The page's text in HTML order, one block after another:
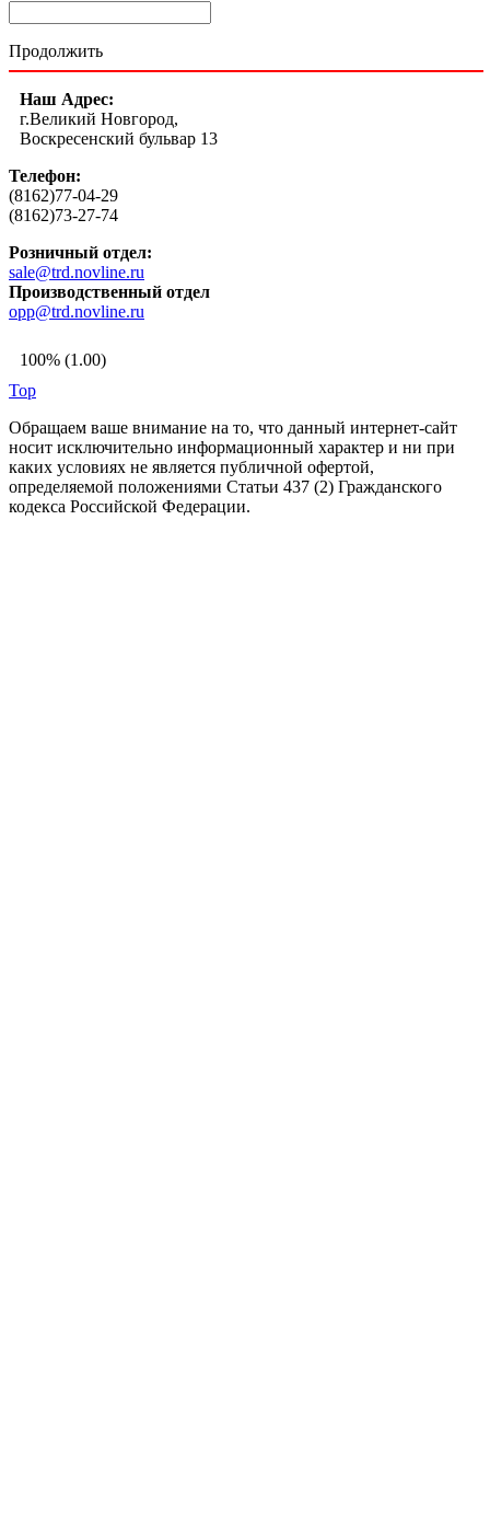
Продолжить
Наш Адрес:
г.Великий Новгород,
Воскресенский бульвар 13
Телефон:
(8162)77-04-29
(8162)73-27-74
Розничный отдел:
sale@trd.novline.ru
Производственный отдел
opp@trd.novline.ru
100% (1.00)
Top
Обращаем ваше внимание на то, что данный интернет-сайт
носит исключительно информационный характер и ни при
каких условиях не является публичной офертой,
определяемой положениями Статьи 437 (2) Гражданского
кодекса Российской Федерации.